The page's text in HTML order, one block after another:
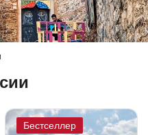
Бестселлер